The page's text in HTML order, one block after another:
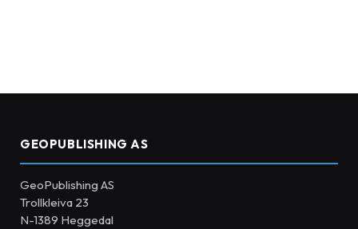
GEOPUBLISHING AS
GeoPublishing AS
Trollkleiva 23
N-1389 Heggedal